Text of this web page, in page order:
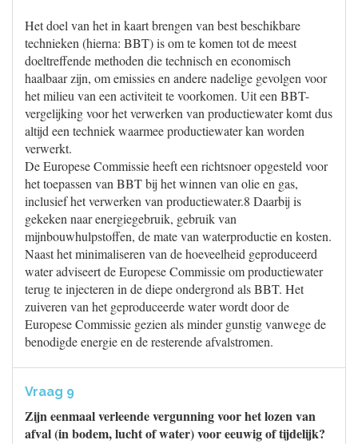
Het doel van het in kaart brengen van best beschikbare
technieken (hierna: BBT) is om te komen tot de meest
doeltreffende methoden die technisch en economisch
haalbaar zijn, om emissies en andere nadelige gevolgen voor
het milieu van een activiteit te voorkomen. Uit een BBT-
vergelijking voor het verwerken van productiewater komt dus
altijd een techniek waarmee productiewater kan worden
verwerkt.
De Europese Commissie heeft een richtsnoer opgesteld voor
het toepassen van BBT bij het winnen van olie en gas,
inclusief het verwerken van productiewater.8 Daarbij is
gekeken naar energiegebruik, gebruik van
mijnbouwhulpstoffen, de mate van waterproductie en kosten.
Naast het minimaliseren van de hoeveelheid geproduceerd
water adviseert de Europese Commissie om productiewater
terug te injecteren in de diepe ondergrond als BBT. Het
zuiveren van het geproduceerde water wordt door de
Europese Commissie gezien als minder gunstig vanwege de
benodigde energie en de resterende afvalstromen.
Vraag 9
Zijn eenmaal verleende vergunning voor het lozen van
afval (in bodem, lucht of water) voor eeuwig of tijdelijk?